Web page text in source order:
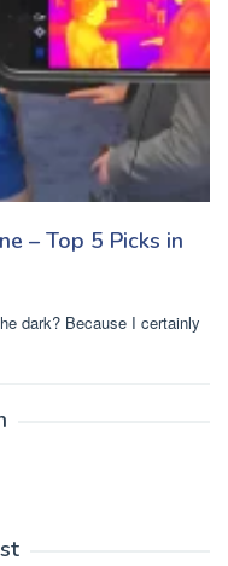
– Top 5 Picks in
dark? Because I certainly